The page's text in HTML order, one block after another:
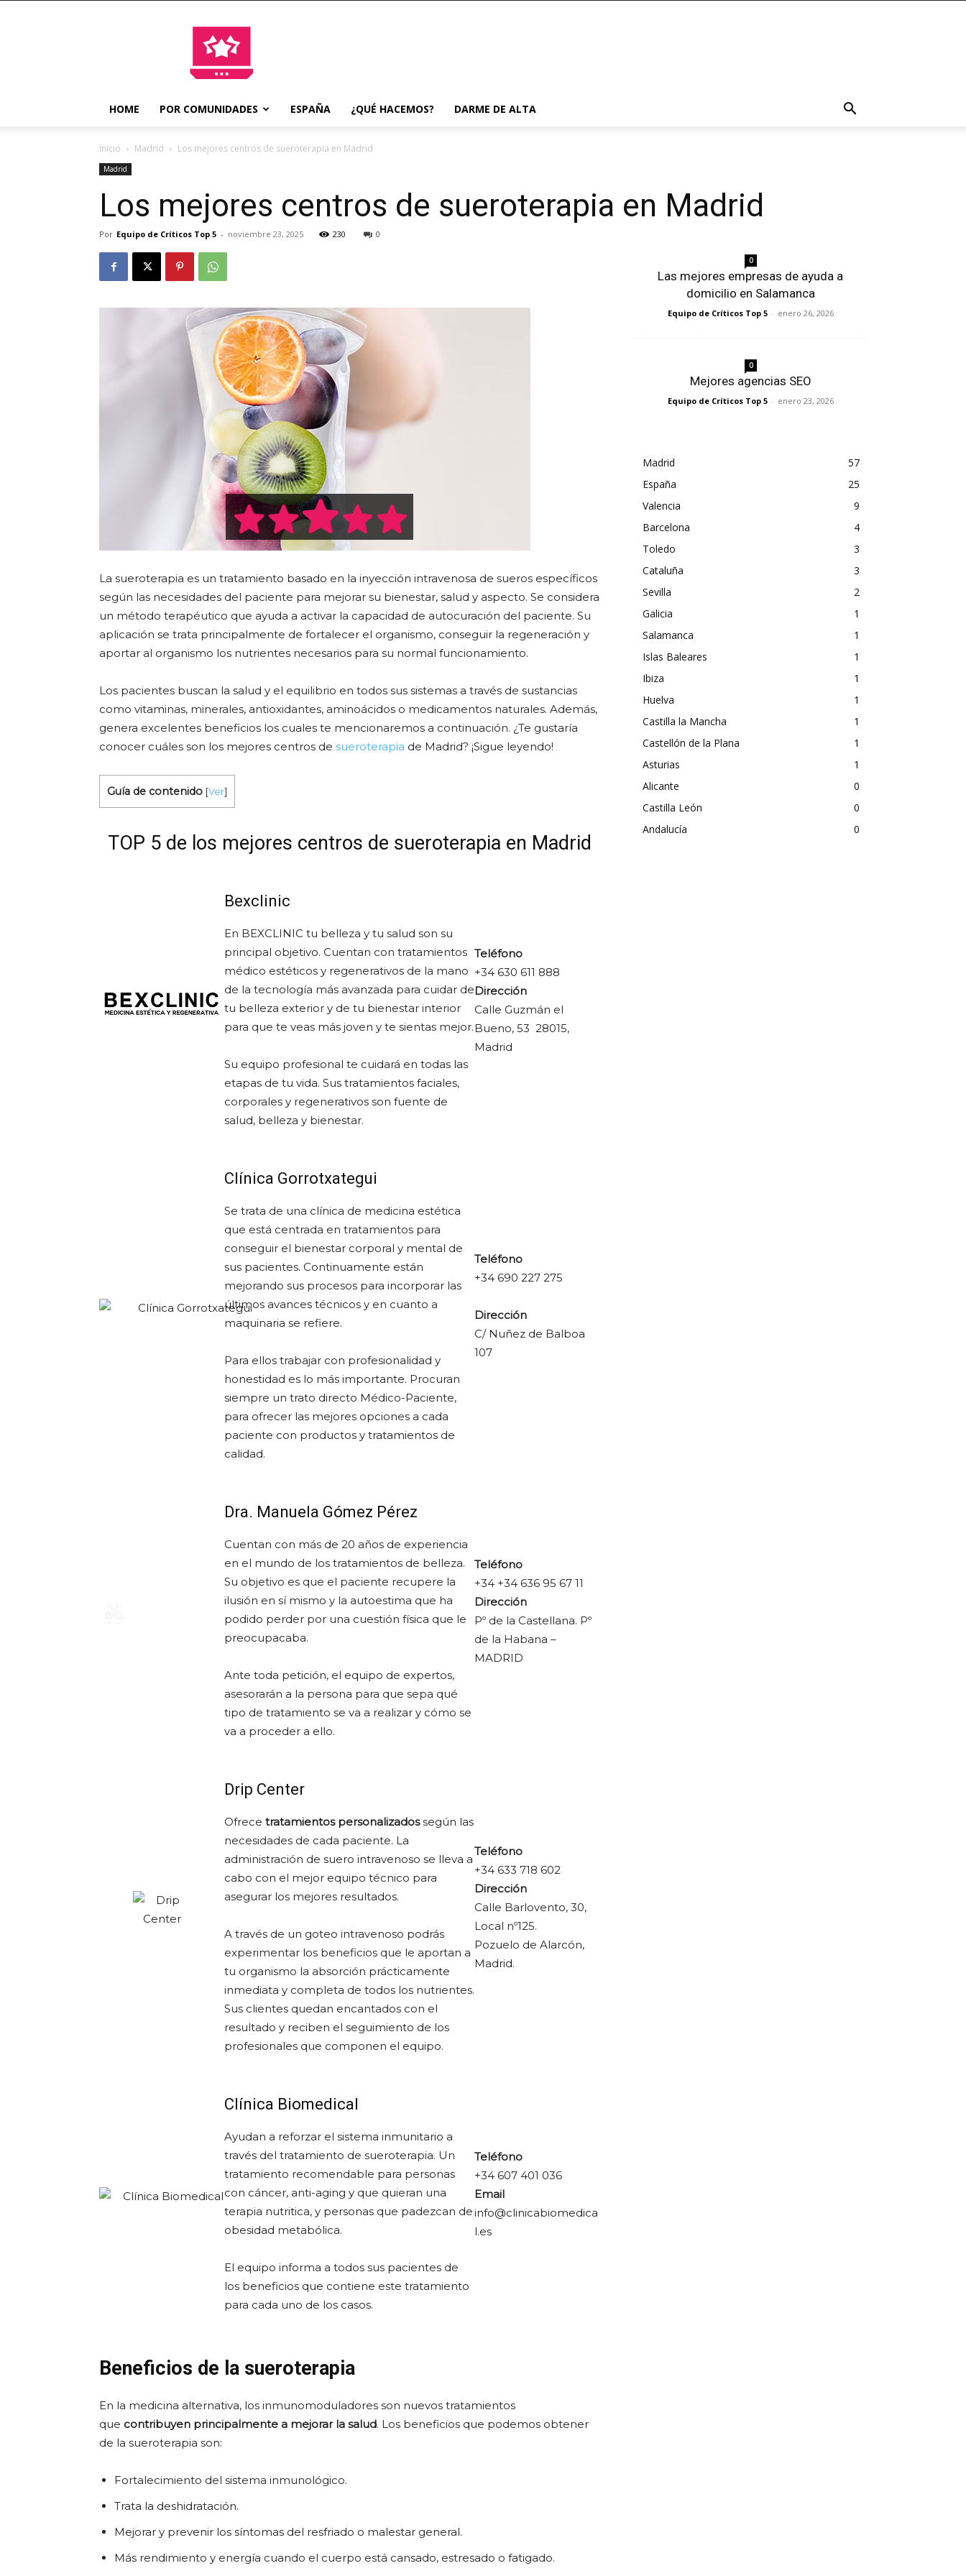
Top
5
Servicios
HOME POR COMUNIDADES ESPAÑA ¿QUÉ HACEMOS? DARME DE ALTA
Inicio Madrid Los mejores centros de sueroterapia en Madrid
Madrid
Los mejores centros de sueroterapia en Madrid
Por Equipo de Críticos Top 5 - noviembre 23, 2025 230 0
La sueroterapia es un tratamiento basado en la inyección intravenosa de sueros específicos
según las necesidades del paciente para mejorar su bienestar, salud y aspecto. Se considera
un método terapéutico que ayuda a activar la capacidad de autocuración del paciente. Su
aplicación se trata principalmente de fortalecer el organismo, conseguir la regeneración y
aportar al organismo los nutrientes necesarios para su normal funcionamiento.
Los pacientes buscan la salud y el equilibrio en todos sus sistemas a través de sustancias
como vitaminas, minerales, antioxidantes, aminoácidos o medicamentos naturales. Además,
genera excelentes beneficios los cuales te mencionaremos a continuación. ¿Te gustaría
conocer cuáles son los mejores centros de sueroterapia de Madrid? ¡Sigue leyendo!
Guía de contenido [Ver]
TOP 5 de los mejores centros de sueroterapia en Madrid
Bexclinic
En BEXCLINIC tu belleza y tu salud son su
principal objetivo. Cuentan con tratamientos
médico estéticos y regenerativos de la mano
de la tecnología más avanzada para cuidar de
tu belleza exterior y de tu bienestar interior
para que te veas más joven y te sientas mejor.
Su equipo profesional te cuidará en todas las
etapas de tu vida. Sus tratamientos faciales,
corporales y regenerativos son fuente de
salud, belleza y bienestar.
Teléfono
+34 630 611 888
Dirección
Calle Guzmán el
Bueno, 53 28015,
Madrid
Clínica Gorrotxategui
Se trata de una clínica de medicina estética
que está centrada en tratamientos para
conseguir el bienestar corporal y mental de
sus pacientes. Continuamente están
mejorando sus procesos para incorporar las
últimos avances técnicos y en cuanto a
maquinaria se refiere.
Para ellos trabajar con profesionalidad y
honestidad es lo más importante. Procuran
siempre un trato directo Médico-Paciente,
para ofrecer las mejores opciones a cada
paciente con productos y tratamientos de
calidad.
Teléfono
+34 690 227 275
Dirección
C/ Nuñez de Balboa
107
Dra. Manuela Gómez Pérez
Cuentan con más de 20 años de experiencia
en el mundo de los tratamientos de belleza.
Su objetivo es que el paciente recupere la
ilusión en sí mismo y la autoestima que ha
podido perder por una cuestión física que le
preocupacaba.
Ante toda petición, el equipo de expertos,
asesorarán a la persona para que sepa qué
tipo de tratamiento se va a realizar y cómo se
va a proceder a ello.
Teléfono
+34 +34 636 95 67 11
Dirección
Pº de la Castellana. Pº
de la Habana –
MADRID
Drip Center
Ofrece tratamientos personalizadossegún las
necesidades de cada paciente. La
administración de suero intravenoso se lleva a
cabo con el mejor equipo técnico para
asegurar los mejores resultados.
A través de un goteo intravenoso podrás
experimentar los beneficios que le aportan a
tu organismo la absorción prácticamente
inmediata y completa de todos los nutrientes.
Sus clientes quedan encantados con el
resultado y reciben el seguimiento de los
profesionales que componen el equipo.
Teléfono
+34 633 718 602
Dirección
Calle Barlovento, 30,
Local nº125.
Pozuelo de Alarcón,
Madrid.
Clínica Biomedical
Ayudan a reforzar el sistema inmunitario a
través del tratamiento de sueroterapia. Un
tratamiento recomendable para personas
con cáncer, anti-aging y que quieran una
terapia nutritica, y personas que padezcan de
obesidad metabólica.
El equipo informa a todos sus pacientes de
los beneficios que contiene este tratamiento
para cada uno de los casos.
Teléfono
+34 607 401 036
Email
info@clinicabiomedica
l.es
Beneficios de la sueroterapia
En la medicina alternativa, los inmunomoduladores son nuevos tratamientos
que contribuyen principalmente a mejorar la salud. Los beneficios que podemos obtener
de la sueroterapia son:
Fortalecimiento del sistema inmunológico.
Trata la deshidratación.
Mejorar y prevenir los síntomas del resfriado o malestar general.
Más rendimiento y energía cuando el cuerpo está cansado, estresado o fatigado.
0
Las mejores empresas de ayuda a
domicilio en Salamanca
Equipo de Críticos Top 5 - enero 26, 2026
0
Mejores agencias SEO
Equipo de Críticos Top 5 - enero 23, 2026
Madrid
57
España
25
Valencia
9
Barcelona
4
Toledo
3
Cataluña
3
Sevilla
2
Galicia
1
Salamanca
1
Islas Baleares
1
Ibiza
1
Huelva
1
Castilla la Mancha
1
Castellón de la Plana
1
Asturias
1
Alicante
0
Castilla León
0
Andalucía
0